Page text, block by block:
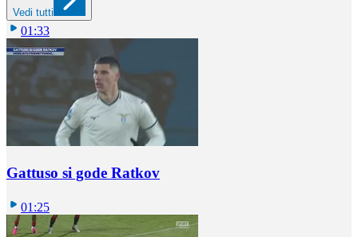
Vedi tutti
01:33
Gattuso si gode Ratkov
01:25